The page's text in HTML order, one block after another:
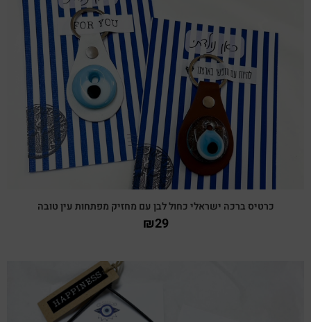
צפייה מהירה
כרטיס ברכה ישראלי כחול לבן עם מחזיק מפתחות עין טובה
₪29